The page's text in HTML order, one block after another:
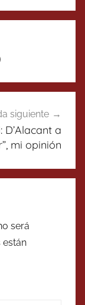
siguiente
D’Alacant a
mi opinión
será
están